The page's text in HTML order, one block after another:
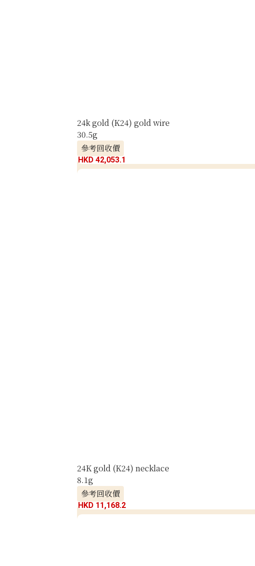
24k gold (K24) gold wire
30.5g
參考回收價
HKD 42,053.1
24K gold (K24) necklace
8.1g
參考回收價
HKD 11,168.2